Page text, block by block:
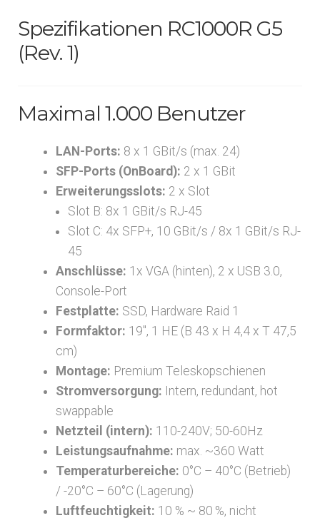
Spezifikationen RC1000R G5
(Rev. 1)
Maximal 1.000 Benutzer
LAN-Ports: 8 x 1 GBit/s (max. 24)
SFP-Ports (OnBoard): 2 x 1 GBit
Erweiterungsslots: 2 x Slot
Slot B: 8x 1 GBit/s RJ-45
Slot C: 4x SFP+, 10 GBit/s / 8x 1 GBit/s RJ-
45
Anschlüsse: 1x VGA (hinten), 2 x USB 3.0,
Console-Port
Festplatte: SSD, Hardware Raid 1
Formfaktor: 19″, 1 HE (B 43 x H 4,4 x T 47,5
cm)
Montage: Premium Teleskopschienen
Stromversorgung: Intern, redundant, hot
swappable
Netzteil (intern): 110-240V; 50-60Hz
Leistungsaufnahme: max. ~360 Watt
Temperaturbereiche: 0°C – 40°C (Betrieb)
/ -20°C – 60°C (Lagerung)
Luftfeuchtigkeit: 10 % ~ 80 %, nicht